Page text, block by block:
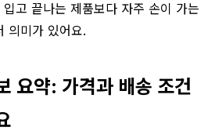
고 끝나는 제품보다 자주 손이 가는
의미가 있어요.
요약: 가격과 배송 조건